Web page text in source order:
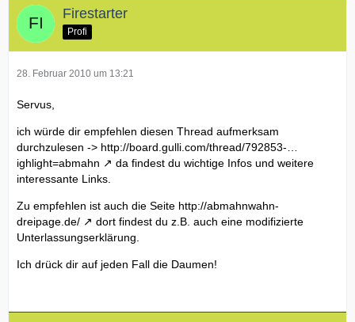
Firestarter
Profi
28. Februar 2010 um 13:21
Servus,
ich würde dir empfehlen diesen Thread aufmerksam
durchzulesen -> http://board.gulli.com/thread/792853-…
ighlight=abmahn
da findest du wichtige Infos und weitere
interessante Links.
Zu empfehlen ist auch die Seite http://abmahnwahn-
dreipage.de/
dort findest du z.B. auch eine modifizierte
Unterlassungserklärung.
Ich drück dir auf jeden Fall die Daumen!